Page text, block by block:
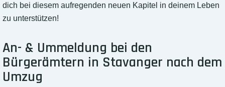
dich bei diesem aufregenden neuen Kapitel in deinem Leben
zu unterstützen!
An- & Ummeldung bei den
Bürgerämtern in Stavanger nach dem
Umzug